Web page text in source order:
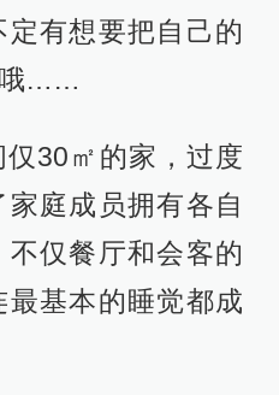
有想要把自己的
哦……
30㎡的家，过度
庭成员拥有各自
仅餐厅和会客的
基本的睡觉都成